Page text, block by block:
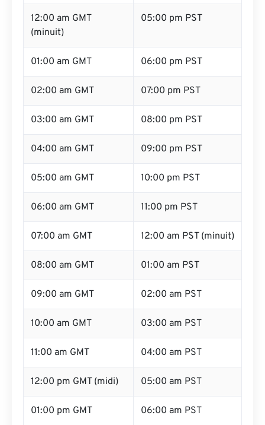
12:00 am GMT
(minuit)
05:00 pm PST
01:00 am GMT 06:00 pm PST
02:00 am GMT 07:00 pm PST
03:00 am GMT 08:00 pm PST
04:00 am GMT 09:00 pm PST
05:00 am GMT 10:00 pm PST
06:00 am GMT 11:00 pm PST
07:00 am GMT 12:00 am PST (minuit)
08:00 am GMT 01:00 am PST
09:00 am GMT 02:00 am PST
10:00 am GMT 03:00 am PST
11:00 am GMT 04:00 am PST
12:00 pm GMT (midi) 05:00 am PST
01:00 pm GMT 06:00 am PST